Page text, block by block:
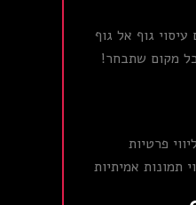
גוף אל גוף
מקום שתבחר!
פרטיות
תמונות אמיתיות